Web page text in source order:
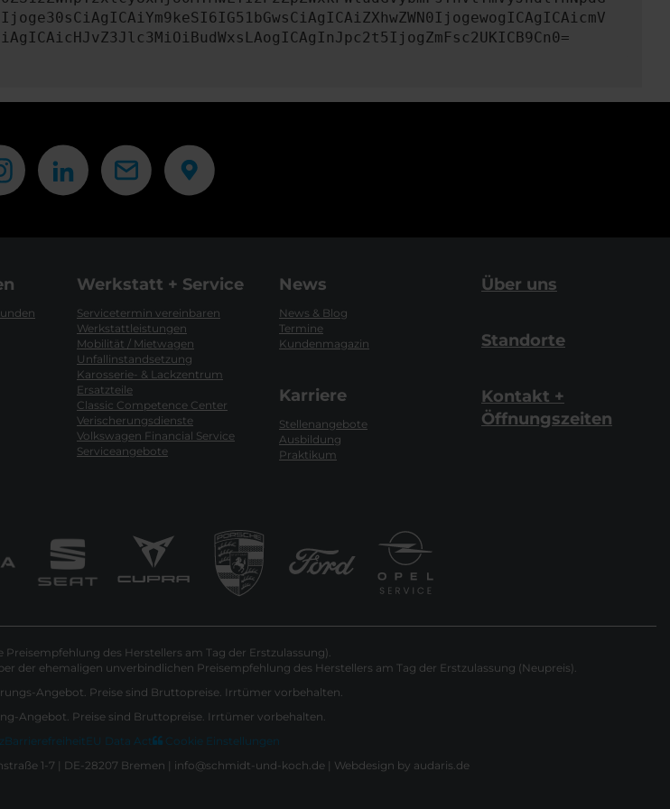
Werkstatt + Service
Servicetermin vereinbaren
Werkstattleistungen
Mobilität / Mietwagen
Unfallinstandsetzung
Karosserie- & Lackzentrum
Ersatzteile
Classic Competence Center
Verischerungsdienste
Volkswagen Financial Service
Serviceangebote
News
News & Blog
Termine
Kundenmagazin
Karriere
Stellenangebote
Ausbildung
Praktikum
Über uns
Standorte
Kontakt +
Öffnungszeiten
des Herstellers am Tag der Erstzulassung).
der ehemaligen unverbindlichen Preisempfehlung des Herstellers am Tag der Erstzulassung (Neupreis).
Angebot. Preise sind Bruttopreise. Irrtümer vorbehalten.
Angebot. Preise sind Bruttopreise. Irrtümer vorbehalten.
Barrierefreiheit EU Data Act
Cookie Einstellungen
1-7 | DE-28207 Bremen | info@schmidt-und-koch.de | Webdesign by audaris.de